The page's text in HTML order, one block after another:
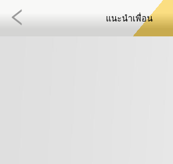
แนะนำเพื่อน